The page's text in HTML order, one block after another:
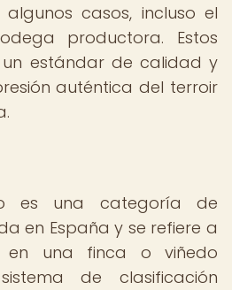
casos, incluso el
productora. Estos
un estándar de calidad y
auténtica del terroir
es una categoría de
en España y se refiere a
en una finca o viñedo
de clasificación